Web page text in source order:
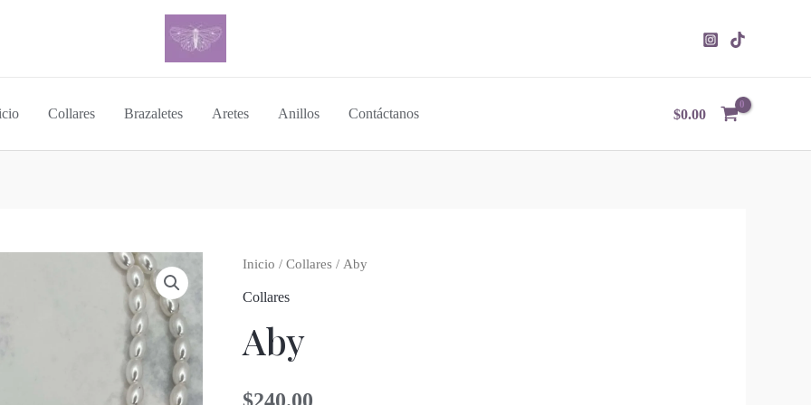
Collares Brazaletes Aretes Anillos Contáctanos $0.00
Inicio /Collares / Aby
Collares
Aby
$240.00